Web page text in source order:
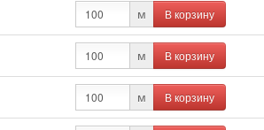
м В корзину
м В корзину
м В корзину